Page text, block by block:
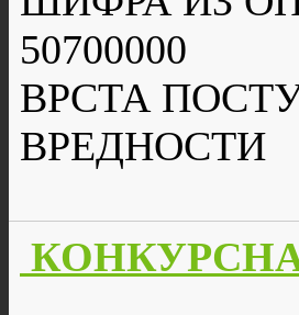
50700000
ВРСТА
ВРЕДНОСТИ